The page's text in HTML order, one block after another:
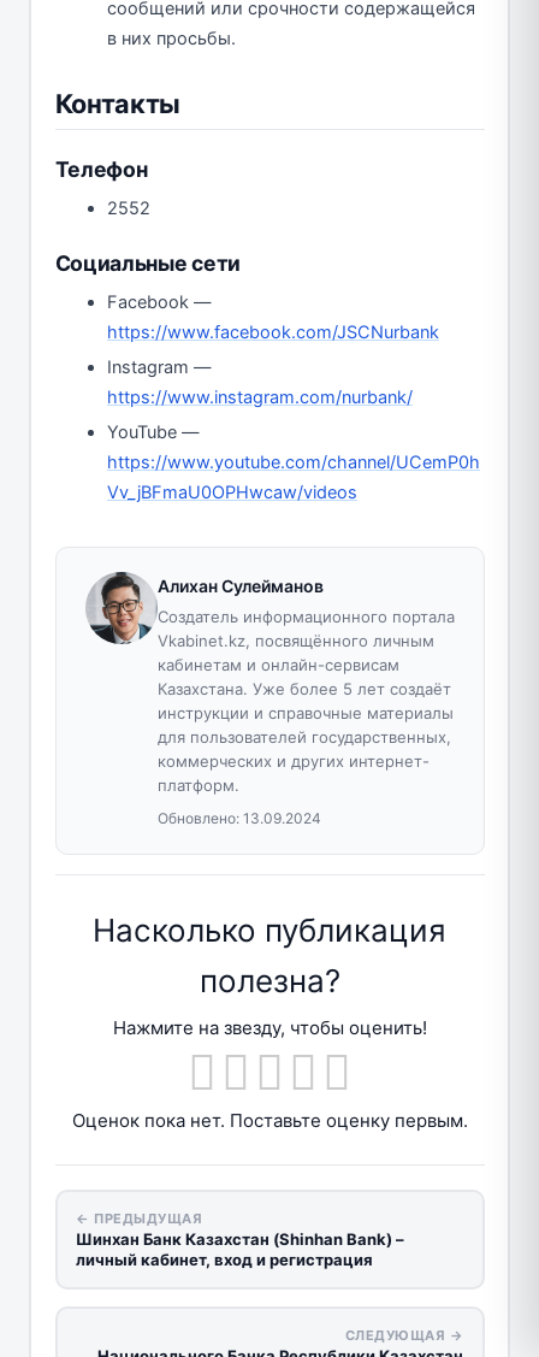
сообщений или срочности содержащейся
в них просьбы.
Контакты
Телефон
2552
Социальные сети
Facebook —
https://www.facebook.com/JSCNurbank
Instagram —
https://www.instagram.com/nurbank/
YouTube —
https://www.youtube.com/channel/UCemP0h
Vv_jBFmaU0OPHwcaw/videos
Алихан Сулейманов
Создатель информационного портала
Vkabinet.kz, посвящённого личным
кабинетам и онлайн-сервисам
Казахстана. Уже более 5 лет создаёт
инструкции и справочные материалы
для пользователей государственных,
коммерческих и других интернет-
платформ.
Обновлено: 13.09.2024
Насколько публикация
полезна?
Нажмите на звезду, чтобы оценить!
Оценок пока нет. Поставьте оценку первым.
← ПРЕДЫДУЩАЯ
Шинхан Банк Казахстан (Shinhan Bank) –
личный кабинет, вход и регистрация
СЛЕДУЮЩАЯ →